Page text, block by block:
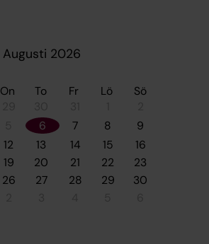
Augusti 2026
On To Fr Lö
Sö
6 7 8
9
12 13 14 15
16
19 20 21 22
23
26 27 28 29
30